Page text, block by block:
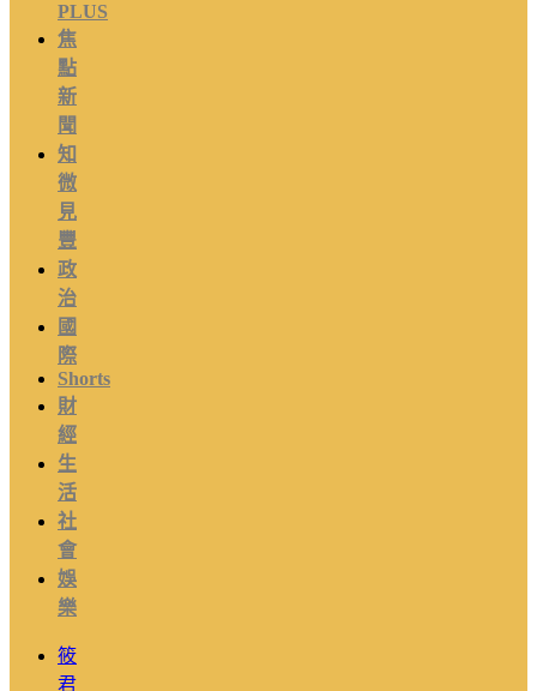
PLUS
焦
點
新
聞
知
微
見
豐
政
治
國
際
Shorts
財
經
生
活
社
會
娛
樂
筱
君